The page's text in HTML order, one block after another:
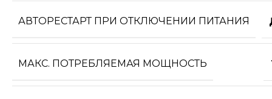
АВТОРЕСТАРТ ПРИ ОТКЛЮЧЕНИИ ПИТАНИЯ
МАКС. ПОТРЕБЛЯЕМАЯ МОЩНОСТЬ